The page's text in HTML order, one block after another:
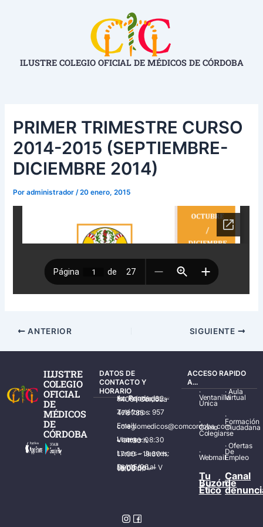
ILUSTRE COLEGIO OFICIAL DE MÉDICOS DE CÓRDOBA
PRIMER TRIMESTRE CURSO
2014-2015 (SEPTIEMBRE-
DICIEMBRE 2014)
Poradministrador /20 enero, 2015
ANTERIOR SIGUIENTE
ILUSTRE
COLEGIO
OFICIAL
DE
MÉDICOS
DE
CÓRDOBA
DATOS DE
CONTACTO Y
HORARIO
Av. Ronda de los Tejares, 32 – 14001 Córdoba
Teléfonos: 957 478 785
Email: colegiomedicos@comcordoba.com
Lunes – Viernes: 08:30 – 14:30 h.
Lunes – Jueves: 17:00 – 19:30 h.
Del 15/06 al 15/09 de L – V de 08:00 – 15:00 h.
ACCESO RAPIDO
A...
·
Ventanilla
Única
·
Cómo
Colegiarse
·
Webmail
·Aula
Virtual
·
Formación
Ciudadana
·Ofertas
De
Empleo
Tu
Buzón
Ético
Canal
de